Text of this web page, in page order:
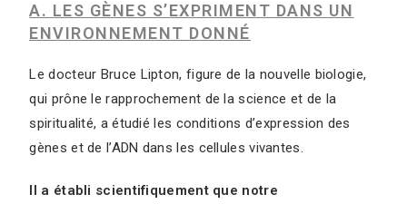
A. LES GÈNES S’EXPRIMENT DANS UN
ENVIRONNEMENT DONNÉ
Le docteur Bruce Lipton, figure de la nouvelle biologie,
qui prône le rapprochement de la science et de la
spiritualité, a étudié les conditions d’expression des
gènes et de l’ADN dans les cellules vivantes.
Il a établi scientifiquement que notre